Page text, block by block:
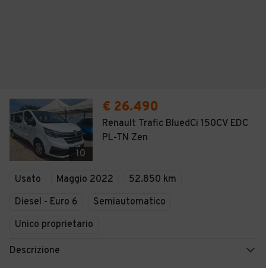
10
€ 26.490
Renault Trafic BluedCi 150CV EDC
PL-TN Zen
Usato Maggio 2022
52.850 km
Diesel - Euro 6
Semiautomatico
Unico proprietario
Descrizione